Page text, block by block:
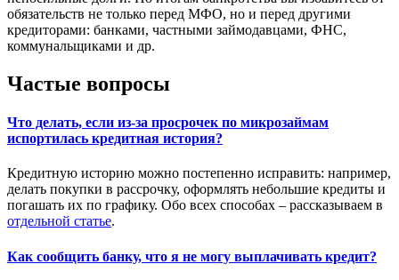
обязательств не только перед МФО, но и перед другими
кредиторами: банками, частными займодавцами, ФНС,
коммунальщиками и др.
Частые вопросы
Что делать, если из-за просрочек по микрозаймам
испортилась кредитная история?
Кредитную историю можно постепенно исправить: например,
делать покупки в рассрочку, оформлять небольшие кредиты и
погашать их по графику. Обо всех способах – рассказываем в
отдельной статье.
Как сообщить банку, что я не могу выплачивать кредит?